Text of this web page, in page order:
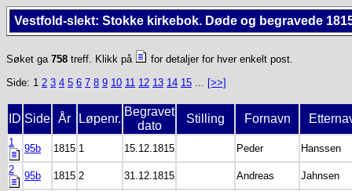
Vestfold-slekt: Stokke kirkebok. Døde og begravede
Søket ga 758 treff. Klikk på
for detaljer for hver enkelt post.
Side: 1 2 3 4 5 6 7 8 9 10 11 12 13 14 15 ... [>>]
ID Side År Løpenr.
Begravet
dato
Stilling Fornavn
1
95b 1815 1 15.12.1815 Peder
Hanssen
2
95b 1815 2 31.12.1815 Andreas
Jahnsen